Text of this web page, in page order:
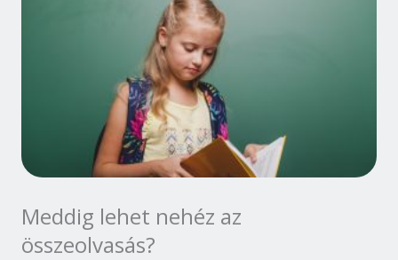
Meddig lehet nehéz az
összeolvasás?